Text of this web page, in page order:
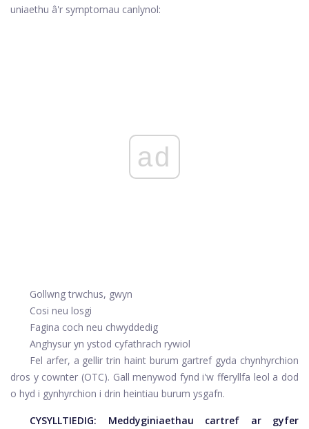
uniaethu â'r symptomau canlynol:
ad
Gollwng trwchus, gwyn
Cosi neu losgi
Fagina coch neu chwyddedig
Anghysur yn ystod cyfathrach rywiol
Fel arfer, a gellir trin haint burum gartref gyda chynhyrchion
dros y cownter (OTC). Gall menywod fynd i'w fferyllfa leol a dod
o hyd i gynhyrchion i drin heintiau burum ysgafn.
CYSYLLTIEDIG:
Meddyginiaethau cartref ar gyfer